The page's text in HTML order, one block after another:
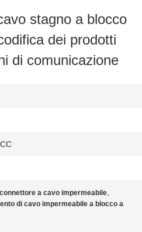
stagno a blocco
dei prodotti
di comunicazione
a cavo impermeabile,
di cavo impermeabile a blocco a